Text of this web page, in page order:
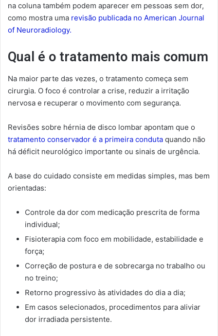
na coluna também podem aparecer em pessoas sem dor,
como mostra uma revisão publicada no American Journal
of Neuroradiology.
Qual é o tratamento mais comum
Na maior parte das vezes, o tratamento começa sem
cirurgia. O foco é controlar a crise, reduzir a irritação
nervosa e recuperar o movimento com segurança.
Revisões sobre hérnia de disco lombar apontam que o
tratamento conservador é a primeira conduta quando não
há déficit neurológico importante ou sinais de urgência.
A base do cuidado consiste em medidas simples, mas bem
orientadas:
Controle da dor com medicação prescrita de forma
individual;
Fisioterapia com foco em mobilidade, estabilidade e
força;
Correção de postura e de sobrecarga no trabalho ou
no treino;
Retorno progressivo às atividades do dia a dia;
Em casos selecionados, procedimentos para aliviar
dor irradiada persistente.